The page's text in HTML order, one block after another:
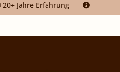
20+ Jahre Erfahrung